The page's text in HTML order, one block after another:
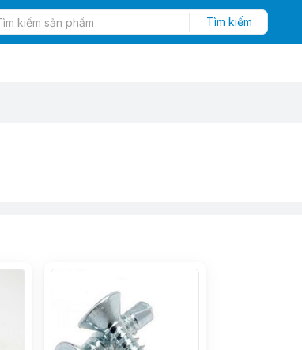
Tìm kiếm